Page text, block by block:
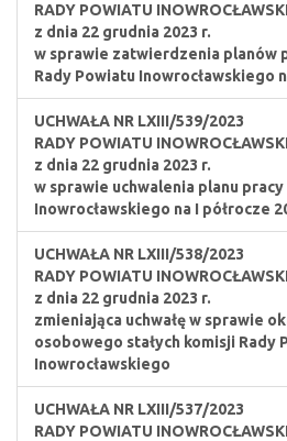
RADY POWIATU
z dnia 22 grudnia 2023 r.
w sprawie zatwierdzenia planów
Rady Powiatu Inowrocławskiego
UCHWAŁA NR LXIII/539/2023
RADY POWIATU
z dnia 22 grudnia 2023 r.
w sprawie uchwalenia planu pracy
Inowrocławskiego na I półrocze
UCHWAŁA NR LXIII/538/2023
RADY POWIATU
z dnia 22 grudnia 2023 r.
zmieniająca uchwałę w sprawie
osobowego stałych komisji Rady
Inowrocławskiego
UCHWAŁA NR LXIII/537/2023
RADY POWIATU